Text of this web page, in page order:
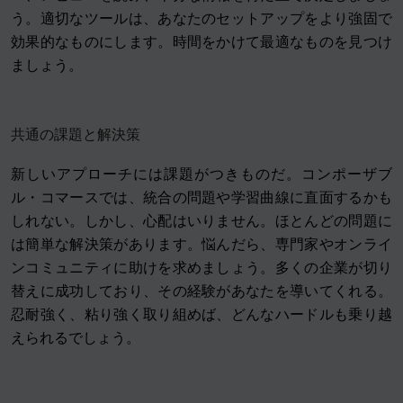
う。適切なツールは、あなたのセットアップをより強固で
効果的なものにします。時間をかけて最適なものを見つけ
ましょう。
共通の課題と解決策
新しいアプローチには課題がつきものだ。コンポーザブ
ル・コマースでは、統合の問題や学習曲線に直面するかも
しれない。しかし、心配はいりません。ほとんどの問題に
は簡単な解決策があります。悩んだら、専門家やオンライ
ンコミュニティに助けを求めましょう。多くの企業が切り
替えに成功しており、その経験があなたを導いてくれる。
忍耐強く、粘り強く取り組めば、どんなハードルも乗り越
えられるでしょう。